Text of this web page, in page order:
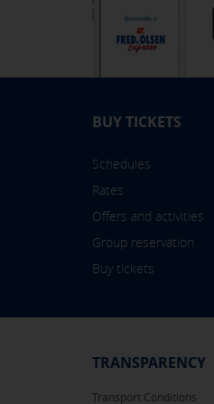
BUY TICKETS
Schedules
Rates
Offers and activities
Group reservation
Buy tickets
TRANSPARENCY
Transport Conditions